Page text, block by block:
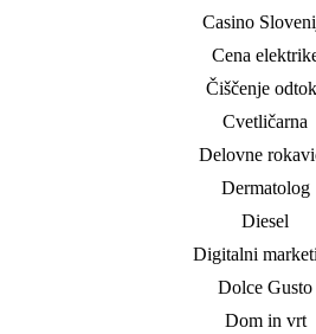
Casino
Cena
Čiščenje
Cvetličarna
Delovne
Dermatolog
Diesel
Digitalni
Dolce Gusto
Dom in vrt